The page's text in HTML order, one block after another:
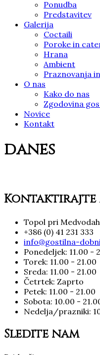
Ponudba
Predstavitev
Galerija
Coctaili
Poroke in
Hrana
Ambient
Praznovanja
O nas
Kako do nas
Zgodovina
Novice
Kontakt
danes
Kontaktirajte
Topol pri Medvodah
+386 (0) 41 231 333
info@gostilna-
Ponedeljek: 11.00 -
Torek: 11.00 - 21.00
Sreda: 11.00 - 21.00
Četrtek: Zaprto
Petek: 11.00 - 21.00
Sobota: 10.00 -
Nedelja/prazniki:
Sledite nam